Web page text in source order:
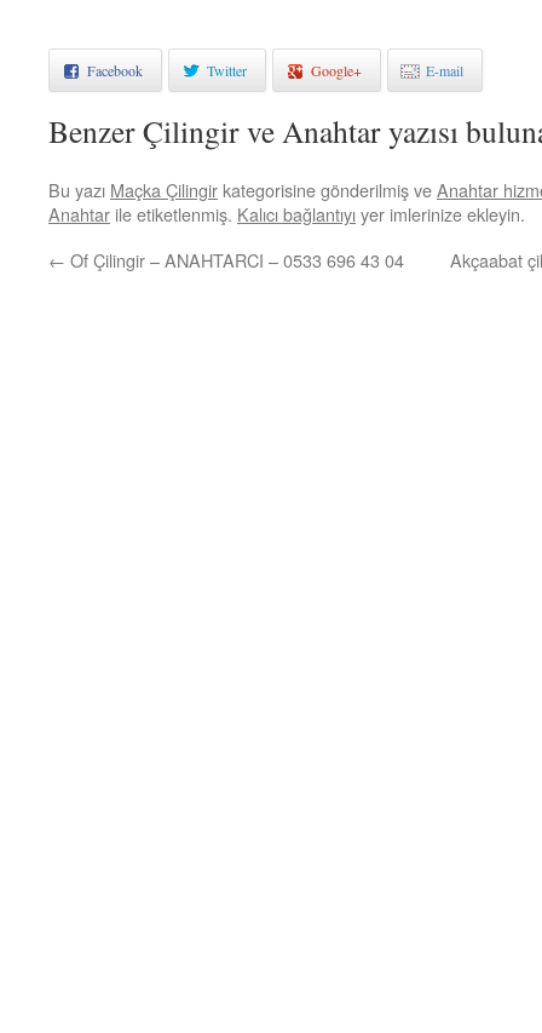
Facebook Twitter Google+ E-mail
Benzer Çilingir ve Anahtar yazısı
Bu yazı Maçka Çilingir kategorisine gönderilmiş veAnahtar
Anahtar ile etiketlenmiş. Kalıcı bağlantıyıyer imlerinize ekleyin.
← Of Çilingir – ANAHTARCI – 0533 696 43 04 Akçaabat